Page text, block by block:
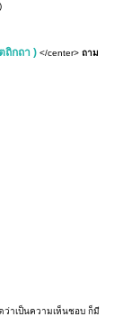
ถิกถา )</center>ถาม
ว่าเป็นความเห็นชอบ ก็มี